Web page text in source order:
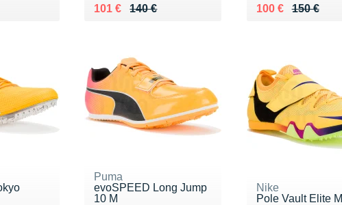
€ 140 €
Au lieu de 140 €
101 €
Vendu 101 € 150 €
Au lieu de 150 €
100 €
Vendu 100 €
Puma
evoSPEED Long Jump
10 M
Nike
Pole Vault Elite M